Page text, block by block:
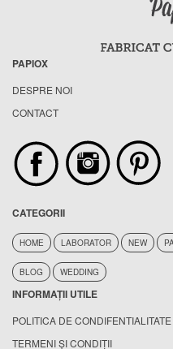
PAPIOX
DESPRE NOI
CONTACT
CATEGORII
HOME LABORATOR NEW
BLOG WEDDING
INFORMAȚII UTILE
POLITICA DE CONDIFENTIALITATE
TERMENI ȘI CONDIȚII